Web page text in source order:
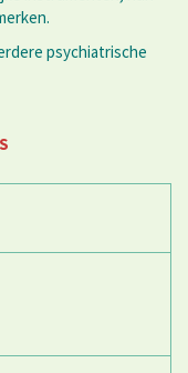
psychiatrische